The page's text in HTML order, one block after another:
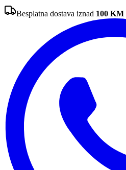
Besplatna dostava iznad 100 KM